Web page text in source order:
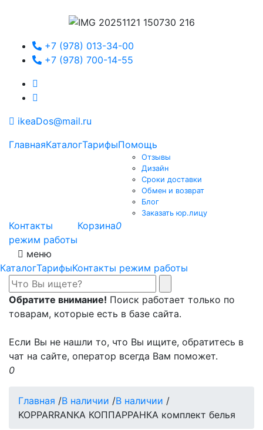
+7 (978) 013-34-00
+7 (978) 700-14-55
ikeaDos@mail.ru
ГлавнаяКаталогТарифыПомощь
Отзывы
Дизайн
Сроки доставки
Обмен и возврат
Блог
Заказать юр.лицу
Контакты
режим работы
Корзина0
меню
КаталогТарифыКонтакты режим работы
Обратите внимание! Поиск работает только по
товарам, которые есть в базе сайта.
Если Вы не нашли то, что Вы ищите, обратитесь в
чат на сайте, оператор всегда Вам поможет.
0
Главная /В наличии /В наличии /
KOPPARRANKA КОППАРРАНКА комплект белья